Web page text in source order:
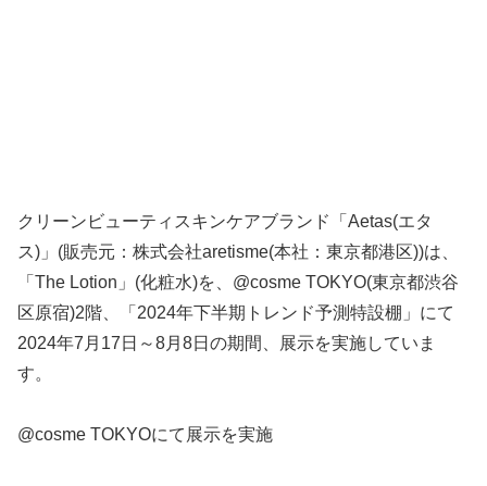
クリーンビューティスキンケアブランド「Aetas(エタ
ス)」(販売元：株式会社aretisme(本社：東京都港区))は、
「The Lotion」(化粧水)を、@cosme TOKYO(東京都渋谷
区原宿)2階、「2024年下半期トレンド予測特設棚」にて
2024年7月17日～8月8日の期間、展示を実施していま
す。
@cosme TOKYOにて展示を実施